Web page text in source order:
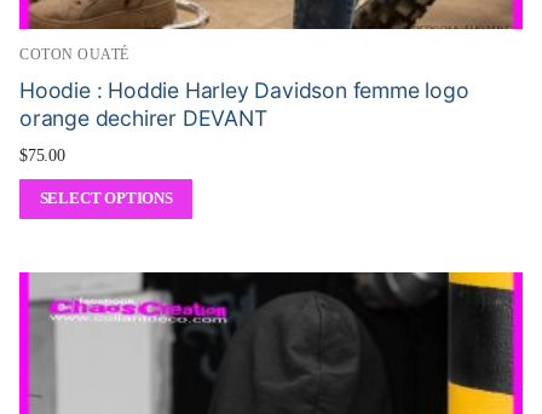
COTON OUATÉ
Hoodie : Hoddie Harley Davidson femme logo
orange dechirer DEVANT
$75.00
SELECT OPTIONS